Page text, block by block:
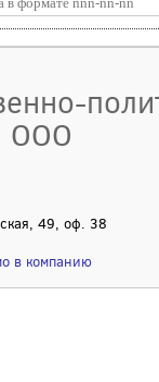
ООО
49, оф. 38
в компанию